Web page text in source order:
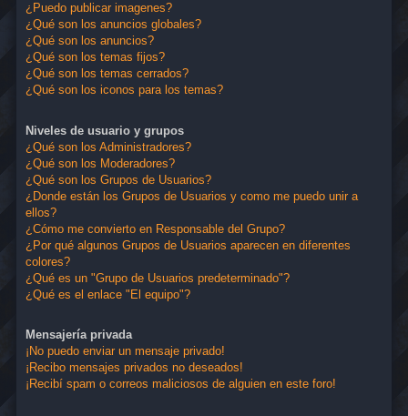
¿Puedo publicar imagenes?
¿Qué son los anuncios globales?
¿Qué son los anuncios?
¿Qué son los temas fijos?
¿Qué son los temas cerrados?
¿Qué son los iconos para los temas?
Niveles de usuario y grupos
¿Qué son los Administradores?
¿Qué son los Moderadores?
¿Qué son los Grupos de Usuarios?
¿Donde están los Grupos de Usuarios y como me puedo unir a
ellos?
¿Cómo me convierto en Responsable del Grupo?
¿Por qué algunos Grupos de Usuarios aparecen en diferentes
colores?
¿Qué es un "Grupo de Usuarios predeterminado"?
¿Qué es el enlace "El equipo"?
Mensajería privada
¡No puedo enviar un mensaje privado!
¡Recibo mensajes privados no deseados!
¡Recibí spam o correos maliciosos de alguien en este foro!